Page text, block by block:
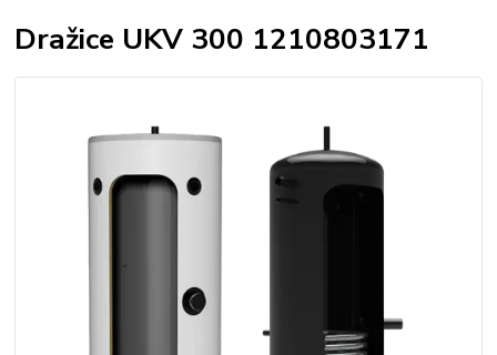
Dražice UKV 300 1210803171